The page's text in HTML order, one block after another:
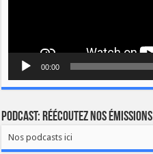
00:00
Podcast: Réécoutez nos émissions
Nos podcasts ici